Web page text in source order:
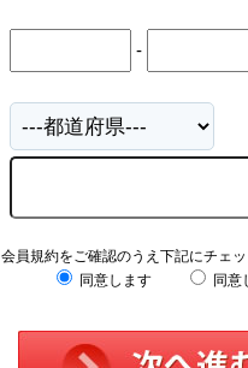
-
会員規約をご確認のうえ下記にチェッ
同意します
同意